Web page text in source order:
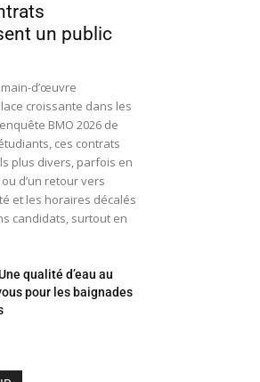
un public
d’œuvre
croissante dans les
BMO 2026 de
ces contrats
plus divers, parfois en
d’un retour vers
et les horaires décalés
candidats, surtout en
qualité d’eau au
pour les baignades